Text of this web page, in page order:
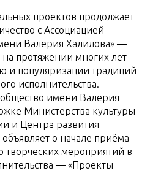
проектов продолжает
с Ассоциацией
Валерия Халилова» —
на протяжении многих лет
и популяризации традиций
исполнительства.
имени Валерия
Министерства культуры
и Центра развития
о начале приёма
творческих мероприятий в
— «Проекты